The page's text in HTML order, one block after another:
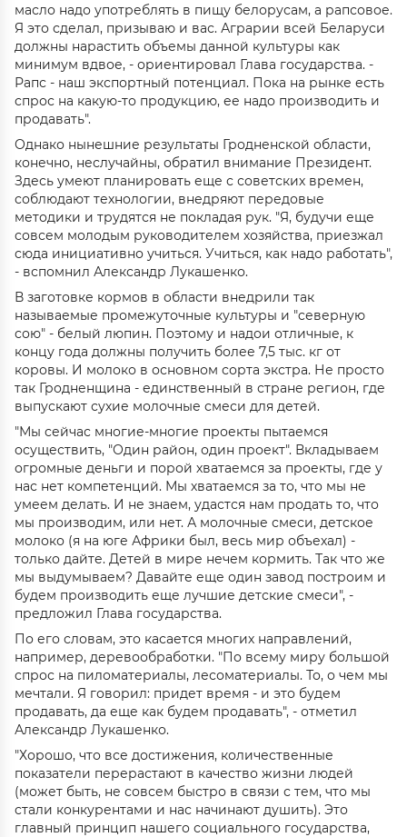
масло надо употреблять в пищу белорусам, а рапсовое.
Я это сделал, призываю и вас. Аграрии всей Беларуси
должны нарастить объемы данной культуры как
минимум вдвое, - ориентировал Глава государства. -
Рапс - наш экспортный потенциал. Пока на рынке есть
спрос на какую-то продукцию, ее надо производить и
продавать".
Однако нынешние результаты Гродненской области,
конечно, неслучайны, обратил внимание Президент.
Здесь умеют планировать еще с советских времен,
соблюдают технологии, внедряют передовые
методики и трудятся не покладая рук. "Я, будучи еще
совсем молодым руководителем хозяйства, приезжал
сюда инициативно учиться. Учиться, как надо работать",
- вспомнил Александр Лукашенко.
В заготовке кормов в области внедрили так
называемые промежуточные культуры и "cеверную
сою" - белый люпин. Поэтому и надои отличные, к
концу года должны получить более 7,5 тыс. кг от
коровы. И молоко в основном сорта экстра. Не просто
так Гродненщина - единственный в стране регион, где
выпускают сухие молочные смеси для детей.
"Мы сейчас многие-многие проекты пытаемся
осуществить, "Один район, один проект". Вкладываем
огромные деньги и порой хватаемся за проекты, где у
нас нет компетенций. Мы хватаемся за то, что мы не
умеем делать. И не знаем, удастся нам продать то, что
мы производим, или нет. А молочные смеси, детское
молоко (я на юге Африки был, весь мир объехал) -
только дайте. Детей в мире нечем кормить. Так что же
мы выдумываем? Давайте еще один завод построим и
будем производить еще лучшие детские смеси", -
предложил Глава государства.
По его словам, это касается многих направлений,
например, деревообработки. "По всему миру большой
спрос на пиломатериалы, лесоматериалы. То, о чем мы
мечтали. Я говорил: придет время - и это будем
продавать, да еще как будем продавать", - отметил
Александр Лукашенко.
"Хорошо, что все достижения, количественные
показатели перерастают в качество жизни людей
(может быть, не совсем быстро в связи с тем, что мы
стали конкурентами и нас начинают душить). Это
главный принцип нашего социального государства,